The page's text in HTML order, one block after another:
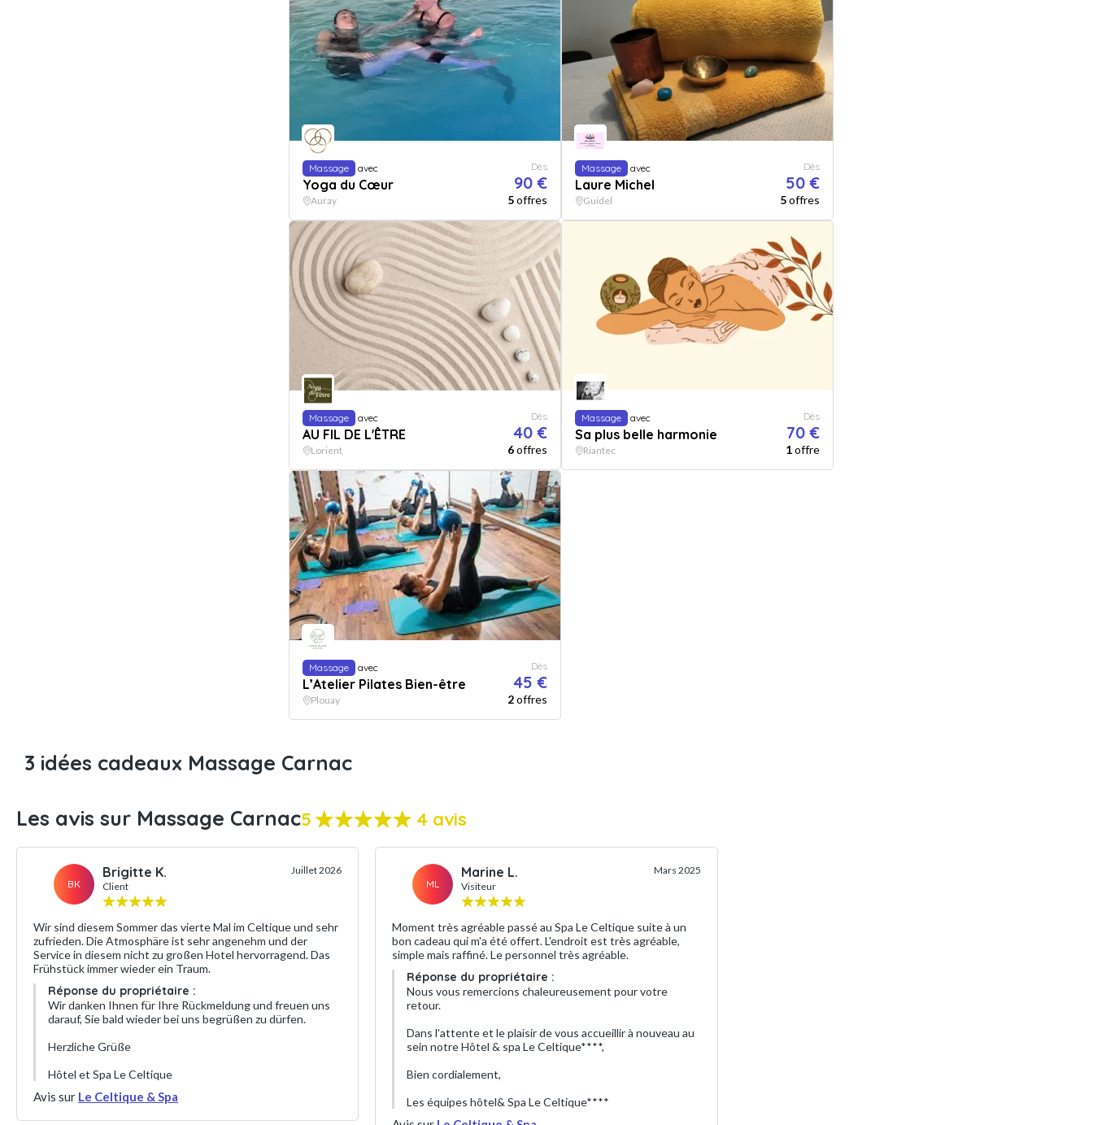
Massage avec
Yoga du Cœur
Dès
90 €
Auray 5offres
Massage avec
Laure Michel
Dès
50 €
Guidel 5offres
Massage avec
AU FIL DE L'ÊTRE
Dès
40 €
Lorient 6offres
Massage avec
Sa plus belle harmonie
Dès
70 €
Riantec 1offre
Massage avec
L’Atelier Pilates Bien-être
Dès
45 €
Plouay 2offres
3 idées cadeaux Massage Carnac
Les avis sur Massage Carnac5 4 avis
BK
Brigitte K.
Client
Juillet 2026
Wir sind diesem Sommer das vierte Mal im Celtique und sehr
zufrieden. Die Atmosphäre ist sehr angenehm und der
Service in diesem nicht zu großen Hotel hervorragend. Das
Frühstück immer wieder ein Traum.
Réponse du propriétaire :
Wir danken Ihnen für Ihre Rückmeldung und freuen uns
darauf, Sie bald wieder bei uns begrüßen zu dürfen.
Herzliche Grüße
Hôtel et Spa Le Celtique
Avis sur Le Celtique & Spa
ML
Marine L.
Visiteur
Mars 2025
Moment très agréable passé au Spa Le Celtique suite à un
bon cadeau qui m'a été offert. L'endroit est très agréable,
simple mais raffiné. Le personnel très agréable.
Réponse du propriétaire :
Nous vous remercions chaleureusement pour votre
retour.
Dans l'attente et le plaisir de vous accueillir à nouveau au
sein notre Hôtel & spa Le Celtique****,
Bien cordialement,
Les équipes hôtel& Spa Le Celtique****